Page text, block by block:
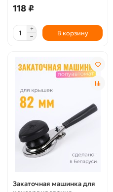
118 ₽
В корзину
Закаточная машинка для